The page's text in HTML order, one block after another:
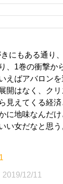
にもある通り
、1巻の衝撃か
えばアバロン
開はなく、ク
見えてくる経
に地味なんだ
い女だなと思
2019/12/11